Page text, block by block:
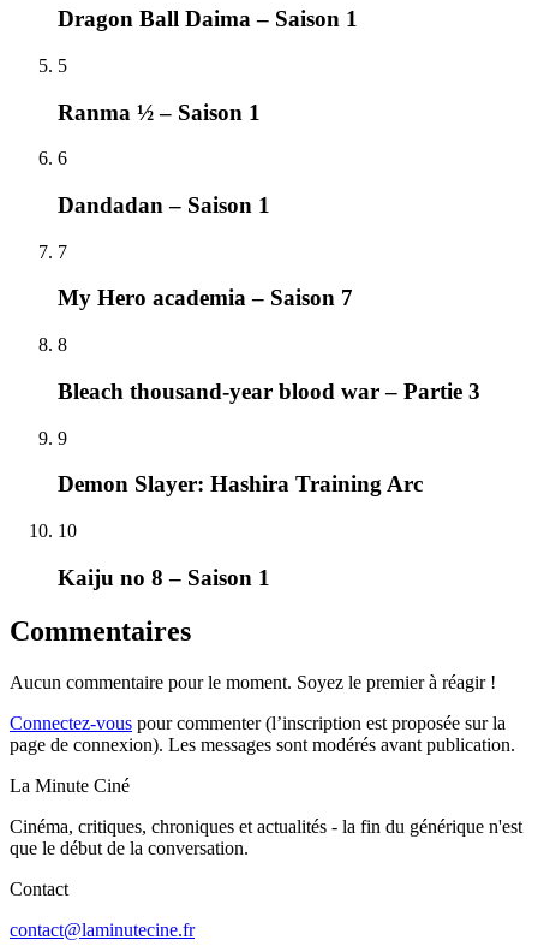
Dragon Ball Daima – Saison 1
5
Ranma ½ – Saison 1
6
Dandadan – Saison 1
7
My Hero academia – Saison 7
8
Bleach thousand-year blood war – Partie 3
9
Demon Slayer: Hashira Training Arc
10
Kaiju no 8 – Saison 1
Commentaires
Aucun commentaire pour le moment. Soyez le premier à réagir !
Connectez-vous pour commenter (l’inscription est proposée sur la
page de connexion). Les messages sont modérés avant publication.
La Minute Ciné
Cinéma, critiques, chroniques et actualités - la fin du générique n'est
que le début de la conversation.
Contact
contact@laminutecine.fr